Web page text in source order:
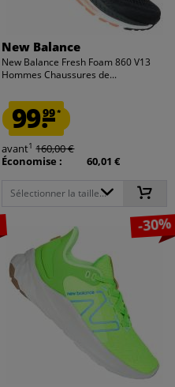
New Balance
New Balance Fresh Foam 860 V13
Hommes Chaussures de...
99.99*
avant1 160,00 €
Économise :
60,01 €
Sélectionner la taille...
-30%